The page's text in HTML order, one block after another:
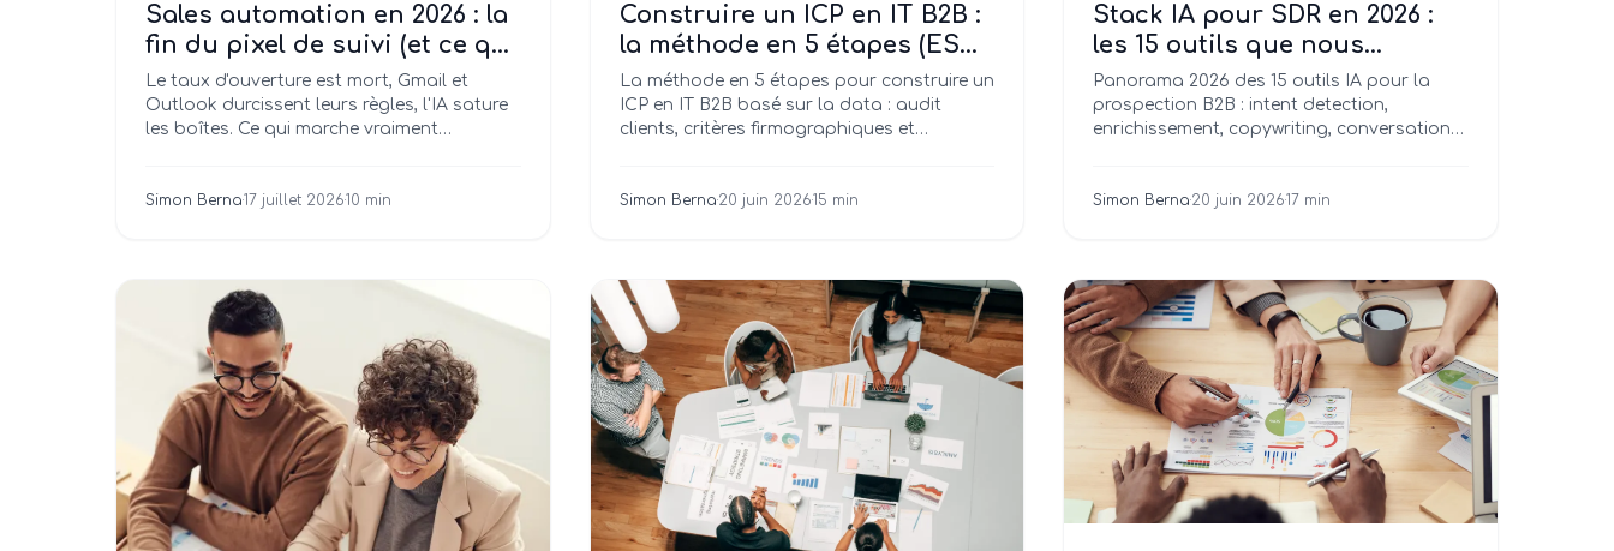
Sales automation en 2026 : la
fin du pixel de suivi (et ce qui
le remplace)
Le taux d'ouverture est mort, Gmail et
Outlook durcissent leurs règles, l'IA sature
les boîtes. Ce qui marche vraiment
Simon Berna·17 juillet 2026·10 min
Construire un ICP en IT B2B :
la méthode en 5 étapes (ESN,
éditeurs SaaS, cabinets de
conseil)
La méthode en 5 étapes pour construire un
ICP en IT B2B basé sur la data : audit
clients, critères firmographiques et
Simon Berna·20 juin 2026·15 min
Stack IA pour SDR en 2026 :
les 15 outils que nous
déployons réellement chez
nos clients
Panorama 2026 des 15 outils IA pour la
prospection B2B : intent detection,
enrichissement, copywriting, conversation
Simon Berna·20 juin 2026·17 min